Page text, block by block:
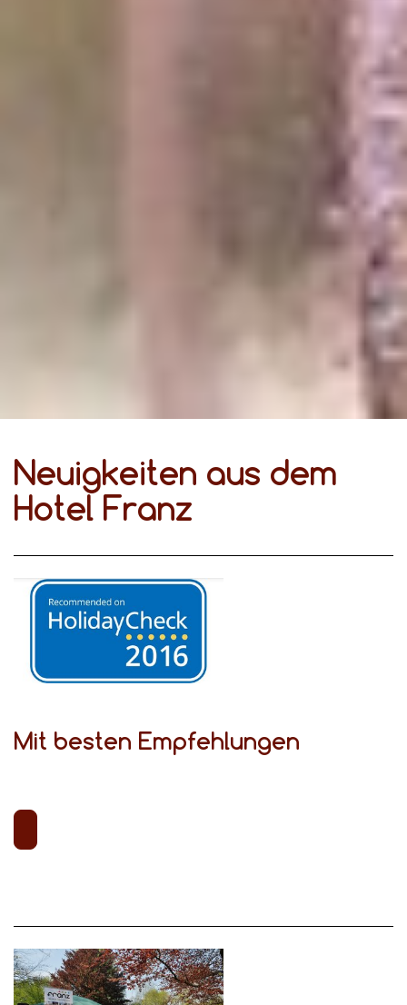
Neuigkeiten aus dem
Hotel Franz
Mit besten Empfehlungen